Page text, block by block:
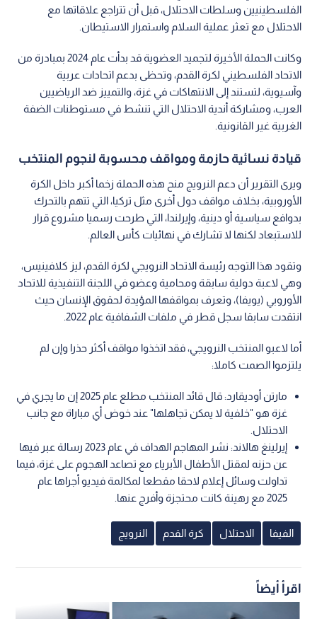
الفلسطينيين وسلطات الاحتلال، قبل أن تتراجع علاقاتها مع
الاحتلال مع تعثر عملية السلام واستمرار الاستيطان.
وكانت الحملة الأخيرة لتجميد العضوية قد بدأت عام 2024 بمبادرة من
الاتحاد الفلسطيني لكرة القدم، وتحظى بدعم اتحادات عربية
وآسيوية، لتستند إلى الانتهاكات في غزة، والتمييز ضد الرياضيين
العرب، ومشاركة أندية الاحتلال التي تنشط في مستوطنات الضفة
الغربية غير القانونية.
قيادة نسائية حازمة ومواقف محسوبة لنجوم المنتخب
ويرى التقرير أن دعم النرويج منح هذه الحملة زخما أكبر داخل الكرة
الأوروبية، بخلاف مواقف دول أخرى مثل تركيا، التي تتهم بالتحرك
بدوافع سياسية أو دينية، وإيرلندا، التي طرحت رسميا مشروع قرار
للاستبعاد لكنها لا تشارك في نهائيات كأس العالم.
وتقود هذا التوجه رئيسة الاتحاد النرويجي لكرة القدم، ليز كلافينيس،
وهي لاعبة دولية سابقة ومحامية وعضو في اللجنة التنفيذية للاتحاد
الأوروبي (يويفا)، وتعرف بمواقفها المؤيدة لحقوق الإنسان حيث
انتقدت سابقا سجل قطر في ملفات الشفافية عام 2022.
أما لاعبو المنتخب النرويجي، فقد اتخذوا مواقف أكثر حذرا وإن لم
يلتزموا الصمت كاملا:
مارتن أوديقارد: قال قائد المنتخب مطلع عام 2025 إن ما يجري في
غزة هو "خلفية لا يمكن تجاهلها" عند خوض أي مباراة مع جانب
الاحتلال.
إيرلينغ هالاند: نشر المهاجم الهداف في عام 2023 رسالة عبر فيها
عن حزنه لمقتل الأطفال الأبرياء مع تصاعد الهجوم على غزة، فيما
تداولت وسائل إعلام لاحقا مقطعا لمكالمة فيديو أجراها عام
2025 مع رهينة كانت محتجزة وأفرج عنها.
الفيفا الاحتلال كرة القدم النرويج
اقرأ أيضاً